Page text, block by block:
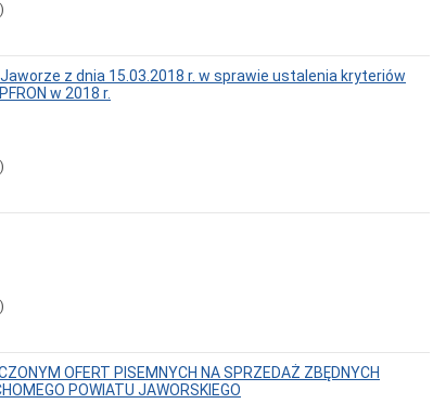
z dnia 15.03.2018 r. w sprawie ustalenia kryteriów
w 2018 r.
OFERT PISEMNYCH NA SPRZEDAŻ ZBĘDNYCH
POWIATU JAWORSKIEGO